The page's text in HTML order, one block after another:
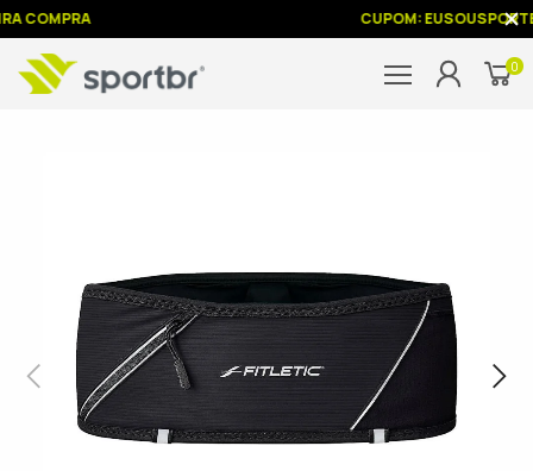
COMPRA CUPOM:
0